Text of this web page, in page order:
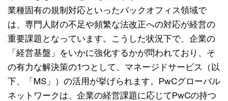
業種固有の規制対応といったバックオフィス領域で
は、専門人財の不足や頻繁な法改正への対応が経営の
重要課題となっています。こうした状況下で、企業の
「経営基盤」をいかに強化するかが問われており、そ
の有力な解決策の1つとして、マネージドサービス（以
下、「MS」）の活用が挙げられます。PwCグローバル
ネットワークは、企業の経営課題に応じてPwCの持つ